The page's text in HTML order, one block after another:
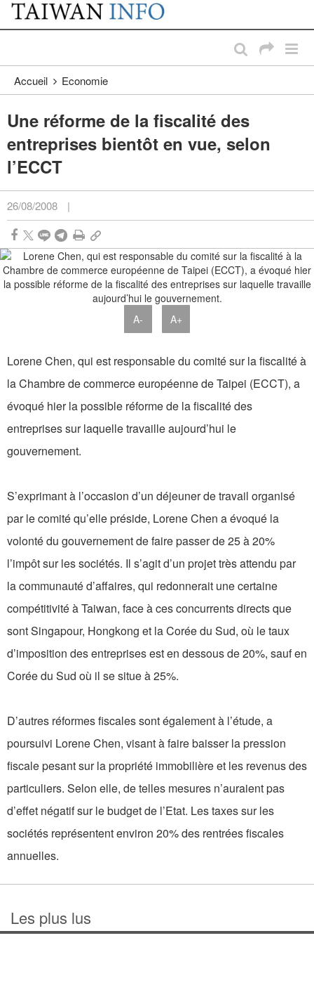
Passer au contenu principal
:::
Accueil Economie
Une réforme de la fiscalité des
entreprises bientôt en vue, selon
l’ECCT
26/08/2008 |
A- A+
Lorene Chen, qui est responsable du comité sur la fiscalité à
la Chambre de commerce européenne de Taipei (ECCT), a
évoqué hier la possible réforme de la fiscalité des
entreprises sur laquelle travaille aujourd’hui le
gouvernement.
S’exprimant à l’occasion d’un déjeuner de travail organisé
par le comité qu’elle préside, Lorene Chen a évoqué la
volonté du gouvernement de faire passer de 25 à 20%
l’impôt sur les sociétés. Il s’agit d’un projet très attendu par
la communauté d’affaires, qui redonnerait une certaine
compétitivité à Taiwan, face à ces concurrents directs que
sont Singapour, Hongkong et la Corée du Sud, où le taux
d’imposition des entreprises est en dessous de 20%, sauf en
Corée du Sud où il se situe à 25%.
D’autres réformes fiscales sont également à l’étude, a
poursuivi Lorene Chen, visant à faire baisser la pression
fiscale pesant sur la propriété immobilière et les revenus des
particuliers. Selon elle, de telles mesures n’auraient pas
d’effet négatif sur le budget de l’Etat. Les taxes sur les
sociétés représentent environ 20% des rentrées fiscales
annuelles.
Les plus lus